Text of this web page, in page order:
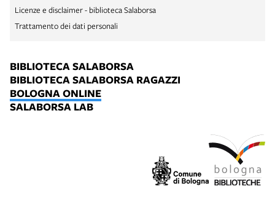
Licenze e disclaimer - biblioteca Salaborsa
Trattamento dei dati personali
BIBLIOTECA SALABORSA
BIBLIOTECA SALABORSA RAGAZZI
BOLOGNA ONLINE
SALABORSA LAB